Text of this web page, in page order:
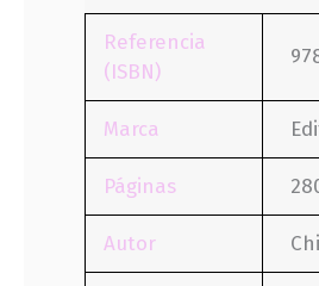
Referencia
(ISBN)
Marca
Páginas
Autor